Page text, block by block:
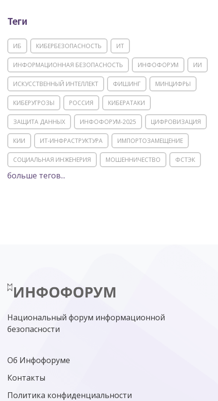
Теги
ИБ КИБЕРБЕЗОПАСНОСТЬ ИТ
ИНФОРМАЦИОННАЯ БЕЗОПАСНОСТЬ ИНФОФОРУМ ИИ
ИСКУССТВЕННЫЙ ИНТЕЛЛЕКТ ФИШИНГ МИНЦИФРЫ
КИБЕРУГРОЗЫ РОССИЯ КИБЕРАТАКИ
ЗАЩИТА ДАННЫХ ИНФОФОРУМ-2025 ЦИФРОВИЗАЦИЯ
КИИ ИТ-ИНФРАСТРУКТУРА ИМПОРТОЗАМЕЩЕНИЕ
СОЦИАЛЬНАЯ ИНЖЕНЕРИЯ МОШЕННИЧЕСТВО ФСТЭК
POSITIVE TECHNOLOGIES
МИНЦИФРЫ РОССИИ NGFW
больше тегов...
Национальный форум информационной
безопасности
Об Инфофоруме
Контакты
Политика конфиденциальности